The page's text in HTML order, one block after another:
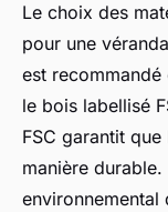
Le choix des
pour une
est recommandé
le bois labellisé
FSC garantit
manière durable.